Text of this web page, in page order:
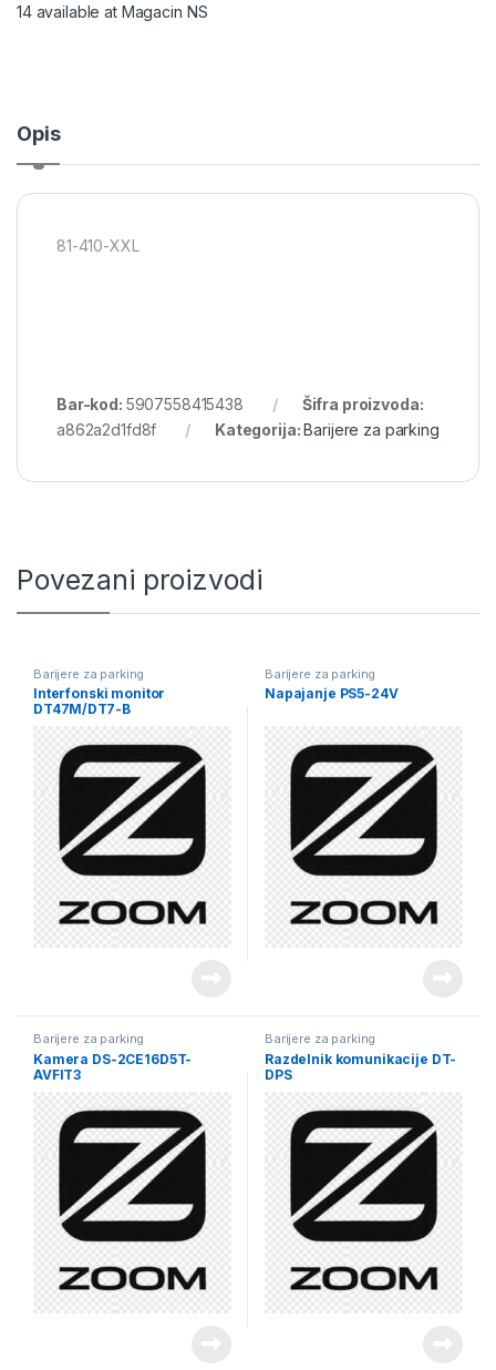
14 available at Magacin NS
Opis
81-410-XXL
Bar-kod: 5907558415438
Šifra proizvoda:
a862a2d1fd8f
Kategorija:Barijere za parking
Povezani proizvodi
Barijere za parking
Interfonski monitor
DT47M/DT7-B
Barijere za parking
Napajanje PS5-24V
Barijere za parking
Kamera DS-2CE16D5T-
AVFIT3
Barijere za parking
Razdelnik komunikacije DT-
DPS